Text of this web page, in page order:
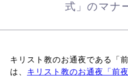
式」のマナ
キリスト教のお通夜である「
は、 キリスト教のお通夜「前